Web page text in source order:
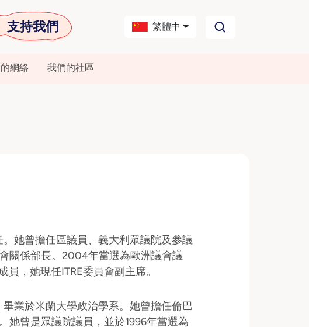
支持我們 繁體中
網絡 我們的社區
她曾擔任區議員、義大利眾議院及參議
關係部長。2004年當選為歐洲議會議
，她現任ITRE委員會副主席。
業於米蘭大學政治學系。她曾擔任倫巴
她曾是眾議院議員，並於1996年當選為